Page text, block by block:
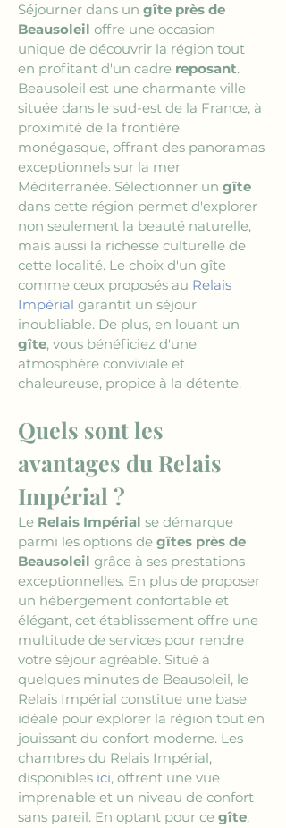
Séjourner dans un gîte près de
Beausoleil offre une occasion
unique de découvrir la région tout
en profitant d'un cadre reposant.
Beausoleil est une charmante ville
située dans le sud-est de la France, à
proximité de la frontière
monégasque, offrant des panoramas
exceptionnels sur la mer
Méditerranée. Sélectionner un gîte
dans cette région permet d'explorer
non seulement la beauté naturelle,
mais aussi la richesse culturelle de
cette localité. Le choix d'un gîte
comme ceux proposés au Relais
Impérial garantit un séjour
inoubliable. De plus, en louant un
gîte, vous bénéficiez d'une
atmosphère conviviale et
chaleureuse, propice à la détente.
Quels sont les
avantages du Relais
Impérial ?
Le Relais Impérial se démarque
parmi les options de gîtes près de
Beausoleil grâce à ses prestations
exceptionnelles. En plus de proposer
un hébergement confortable et
élégant, cet établissement offre une
multitude de services pour rendre
votre séjour agréable. Situé à
quelques minutes de Beausoleil, le
Relais Impérial constitue une base
idéale pour explorer la région tout en
jouissant du confort moderne. Les
chambres du Relais Impérial,
disponibles ici, offrent une vue
imprenable et un niveau de confort
sans pareil. En optant pour ce gîte,